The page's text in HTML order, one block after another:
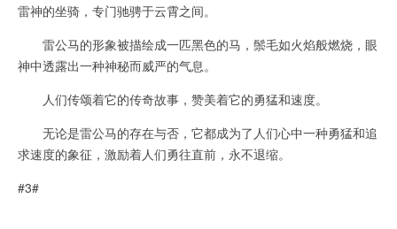
雷神的坐骑，专门驰骋于云霄之间。
雷公马的形象被描绘成一匹黑色的马，鬃毛如火焰般燃烧，眼
神中透露出一种神秘而威严的气息。
人们传颂着它的传奇故事，赞美着它的勇猛和速度。
无论是雷公马的存在与否，它都成为了人们心中一种勇猛和追
求速度的象征，激励着人们勇往直前，永不退缩。
#3#